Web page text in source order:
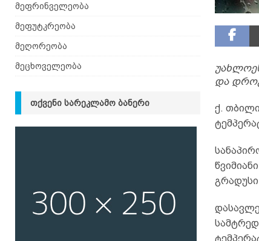
და
ქ.
მეფრინველეობა
მეფუტკრეობა
მეღორეობა
მეცხოველეობა
ᲗᲥᲕᲔᲜᲘ ᲡᲐᲠᲔᲙᲚᲐᲛᲝ ᲑᲐᲜᲔᲠᲘ